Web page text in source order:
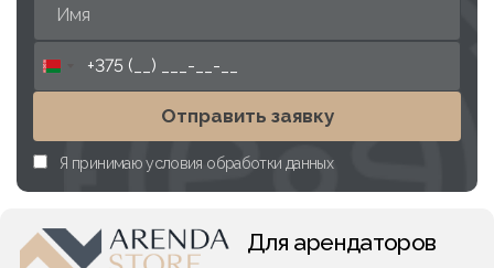
Belarus
Отправить заявку
Я принимаю условия обработки данных
Для арендаторов